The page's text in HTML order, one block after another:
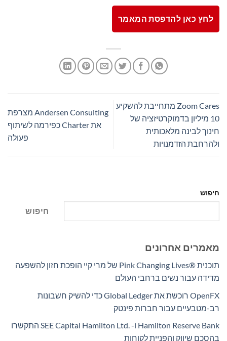
לחץ כאן להדפסת המאמר
Zoom Cares מתחייבת להשקיע
10 מיליון בדמוקרטיזציה של
חינוך לבינה מלאכותית
ולהרחבת הזדמנויות
Andersen Consulting מצרפת
את Charter כפירמה לשיתוף
פעולה
חיפוש
חיפוש
מאמרים אחרונים
תוכנית Pink Changing Lives®‎ של מרי קיי הופכת חזון להשפעה
מדידה עבור נשים ברחבי העולם
OpenFX רוכשת את Global Ledger כדי להשיק חשבונות
רב-מטבעיים עבור חברות פינטק
Hamilton Reserve Bank ו- SEE Capital Hamilton Ltd.‎ התקשרו
בהסכם שיווק והפניית לקוחות